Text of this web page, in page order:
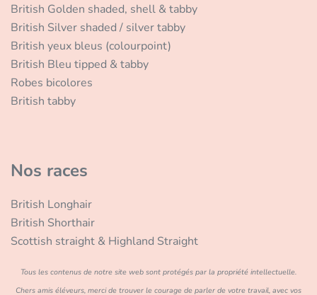
British Golden shaded, shell & tabby
British Silver shaded / silver tabby
British yeux bleus (colourpoint)
British Bleu tipped & tabby
Robes bicolores
British tabby
Nos races
British Longhair
British Shorthair
Scottish straight & Highland Straight
Tous les contenus de notre site web sont protégés par la propriété intellectuelle.
Chers amis éléveurs, merci de trouver le courage de parler de votre travail, avec vos